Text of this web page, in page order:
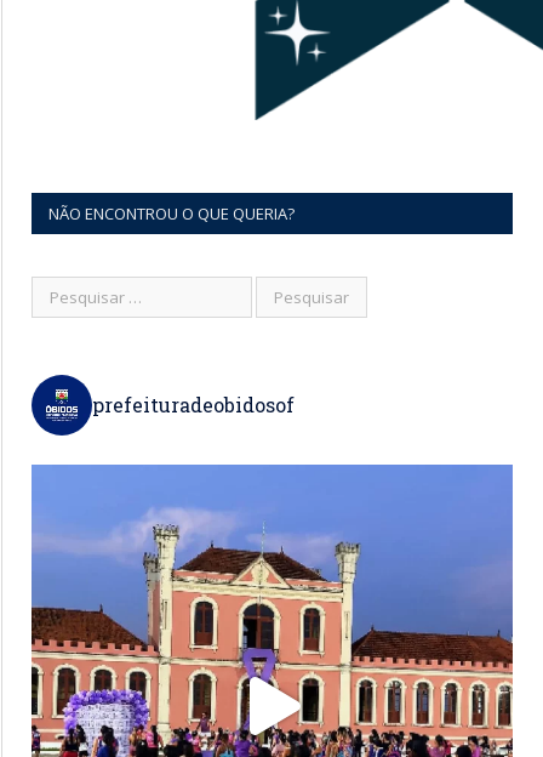
NÃO ENCONTROU O QUE QUERIA?
prefeituradeobidosof